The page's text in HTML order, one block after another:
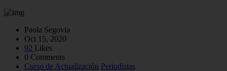
Paola Segovia
Oct 15, 2020
92 Likes
0 Comments
Curso de Actualización Periodistas